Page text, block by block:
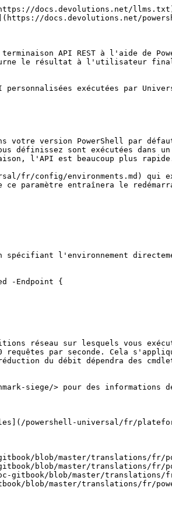
docs.devolutions.net/llms.txt).
docs.devolutions.net/
API REST à l'aide de
le résultat à l'utilisateur
personnalisées exécutées par
votre version PowerShell par
définissez sont exécutées dans
l'API est beaucoup plus
fr/config/environments.md) qui
paramètre entraînera le
spécifiant l'environnement
-Endpoint {
réseau sur lesquels vous
par seconde. Cela
du débit dépendra des
siege/> pour des
powershell-universal/fr/
blob/master/translations/fr/
blob/master/translations/fr/
gitbook/blob/master/translations/
blob/master/translations/fr/